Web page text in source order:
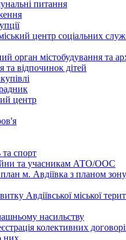
питання
центр соціальних
орган містобудування та
та відпочинок дітей
центр
спорт
та учасникам АТО/ООС
м. Авдіївка з планом
Авдіївської міської
насильству
колективних
них